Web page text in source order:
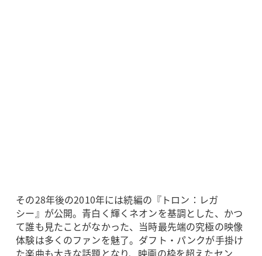
その28年後の2010年には続編の『トロン：レガ
シー』が公開。青白く輝くネオンを基調とした、かつ
て誰も見たことがなかった、当時最先端の究極の映像
体験は多くのファンを魅了。ダフト・パンクが手掛け